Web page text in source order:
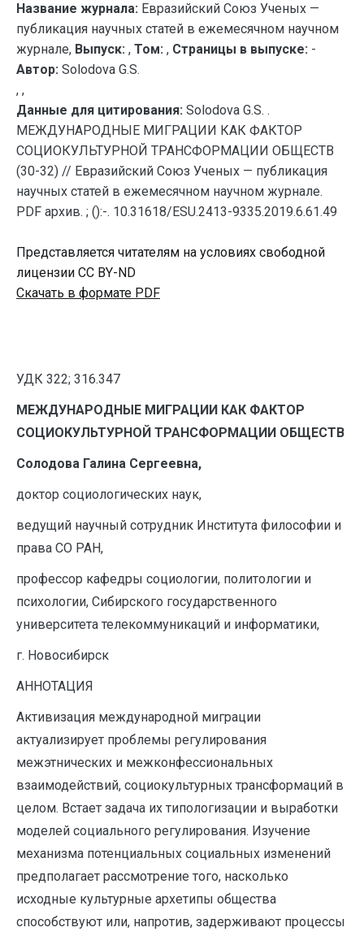
Название журнала: Евразийский Союз Ученых —
публикация научных статей в ежемесячном научном
журнале, Выпуск: , Том: , Страницы в выпуске: -
Автор: Solodova G.S.
, ,
Данные для цитирования: Solodova G.S. .
МЕЖДУНАРОДНЫЕ МИГРАЦИИ КАК ФАКТОР
СОЦИОКУЛЬТУРНОЙ ТРАНСФОРМАЦИИ ОБЩЕСТВ
(30-32) // Евразийский Союз Ученых — публикация
научных статей в ежемесячном научном журнале.
PDF архив. ; ():-. 10.31618/ESU.2413-9335.2019.6.61.49
Представляется читателям на условиях свободной
лицензии CC BY-ND
Скачать в формате PDF
УДК 322; 316.347
МЕЖДУНАРОДНЫЕ МИГРАЦИИ КАК ФАКТОР
СОЦИОКУЛЬТУРНОЙ ТРАНСФОРМАЦИИ ОБЩЕСТВ
Солодова Галина Сергеевна,
доктор социологических наук,
ведущий научный сотрудник Института философии и
права СО РАН,
профессор кафедры социологии, политологии и
психологии, Сибирского государственного
университета телекоммуникаций и информатики,
г. Новосибирск
АННОТАЦИЯ
Активизация международной миграции
актуализирует проблемы регулирования
межэтнических и межконфессиональных
взаимодействий, социокультурных трансформаций в
целом. Встает задача их типологизации и выработки
моделей социального регулирования. Изучение
механизма потенциальных социальных изменений
предполагает рассмотрение того, насколько
исходные культурные архетипы общества
способствуют или, напротив, задерживают процессы